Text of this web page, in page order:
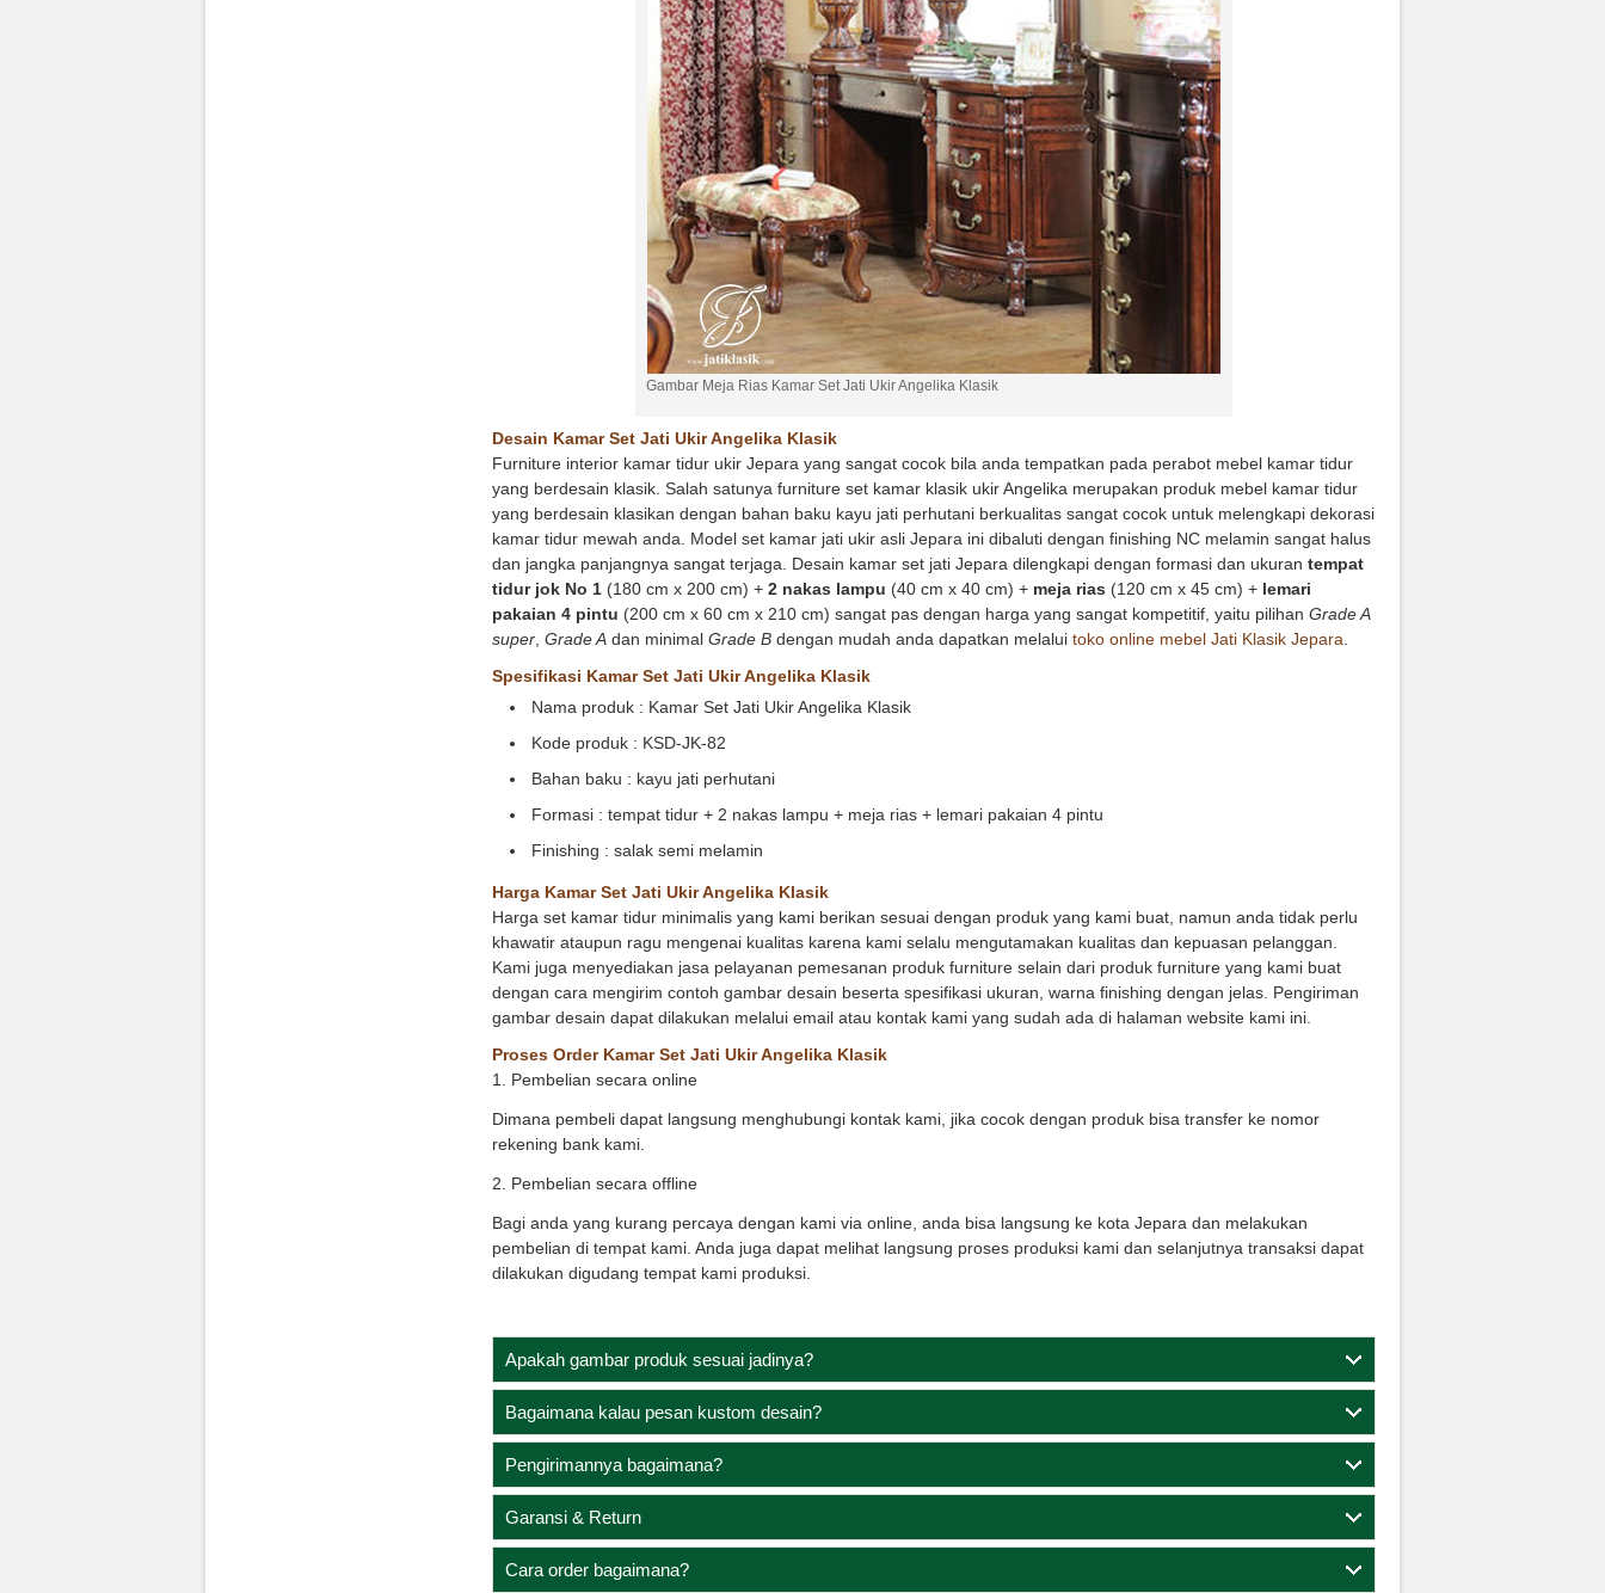
Gambar Meja Rias Kamar Set Jati Ukir Angelika Klasik
Desain Kamar Set Jati Ukir Angelika Klasik
Furniture interior kamar tidur ukir Jepara yang sangat cocok bila anda tempatkan pada perabot mebel kamar tidur
yang berdesain klasik. Salah satunya furniture set kamar klasik ukir Angelika merupakan produk mebel kamar tidur
yang berdesain klasikan dengan bahan baku kayu jati perhutani berkualitas sangat cocok untuk melengkapi dekorasi
kamar tidur mewah anda. Model set kamar jati ukir asli Jepara ini dibaluti dengan finishing NC melamin sangat halus
dan jangka panjangnya sangat terjaga. Desain kamar set jati Jepara dilengkapi dengan formasi dan ukuran tempat
tidur jok No 1 (180 cm x 200 cm) + 2 nakas lampu (40 cm x 40 cm) + meja rias (120 cm x 45 cm) + lemari
pakaian 4 pintu (200 cm x 60 cm x 210 cm) sangat pas dengan harga yang sangat kompetitif, yaitu pilihan Grade A
super Grade A dan minimal Grade B dengan mudah anda dapatkan melalui toko online mebel Jati Klasik Jepara
Spesifikasi Kamar Set Jati Ukir Angelika Klasik
Nama produk : Kamar Set Jati Ukir Angelika Klasik
Kode produk : KSD-JK-82
Bahan baku : kayu jati perhutani
Formasi : tempat tidur + 2 nakas lampu + meja rias + lemari pakaian 4 pintu
Finishing : salak semi melamin
Harga Kamar Set Jati Ukir Angelika Klasik
Harga set kamar tidur minimalis yang kami berikan sesuai dengan produk yang kami buat, namun anda tidak perlu
khawatir ataupun ragu mengenai kualitas karena kami selalu mengutamakan kualitas dan kepuasan pelanggan.
Kami juga menyediakan jasa pelayanan pemesanan produk furniture selain dari produk furniture yang kami buat
dengan cara mengirim contoh gambar desain beserta spesifikasi ukuran, warna finishing dengan jelas. Pengiriman
gambar desain dapat dilakukan melalui email atau kontak kami yang sudah ada di halaman website kami ini.
Proses Order Kamar Set Jati Ukir Angelika Klasik
1. Pembelian secara online
Dimana pembeli dapat langsung menghubungi kontak kami, jika cocok dengan produk bisa transfer ke nomor
rekening bank kami.
2. Pembelian secara offline
Bagi anda yang kurang percaya dengan kami via online, anda bisa langsung ke kota Jepara dan melakukan
pembelian di tempat kami. Anda juga dapat melihat langsung proses produksi kami dan selanjutnya transaksi dapat
dilakukan digudang tempat kami produksi.
Apakah gambar produk sesuai jadinya?
Bagaimana kalau pesan kustom desain?
Pengirimannya bagaimana?
Garansi & Return
Cara order bagaimana?